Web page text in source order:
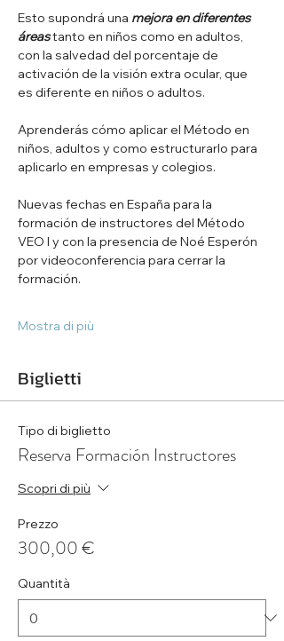
Esto supondrá una mejora en diferentes
áreas tanto en niños como en adultos,
con la salvedad del porcentaje de
activación de la visión extra ocular, que
es diferente en niños o adultos.
Aprenderás cómo aplicar el Método en
niños, adultos y como estructurarlo para
aplicarlo en empresas y colegios.
Nuevas fechas en España para la
formación de instructores del Método
VEO I y con la presencia de Noé Esperón
por videoconferencia para cerrar la
formación.
Mostra di più
Biglietti
Tipo di biglietto
Reserva Formación Instructores
Scopri di più
Prezzo
300,00 €
Quantità